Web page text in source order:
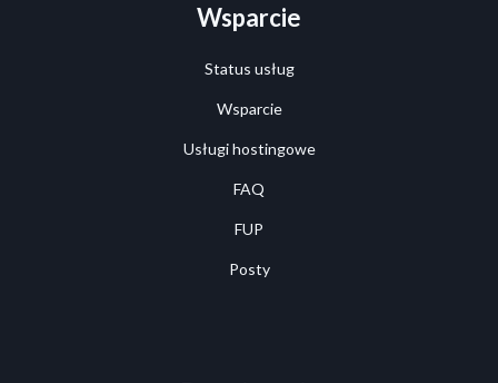
Wsparcie
Status usług
Wsparcie
Usługi hostingowe
FAQ
FUP
Posty